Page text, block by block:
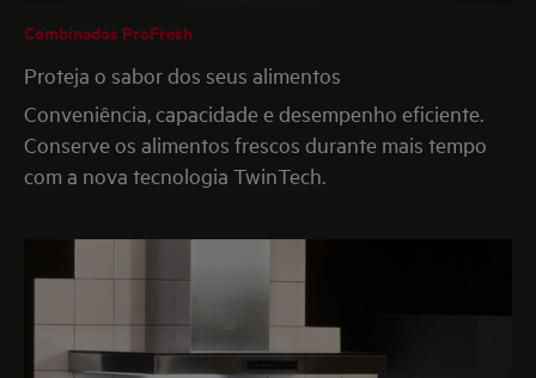
Combinados ProFresh
Proteja o sabor dos seus alimentos
Conveniência, capacidade e desempenho eficiente.
Conserve os alimentos frescos durante mais tempo
com a nova tecnologia TwinTech.